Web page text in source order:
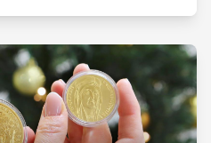
brakteátů a pražského